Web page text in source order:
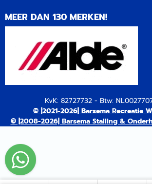
MEER DAN 130 MERKEN!
KvK: 82727732 - Btw:
© |2021-2026| Barsema Recreatie
© |2008-2026| Barsema Stalling &